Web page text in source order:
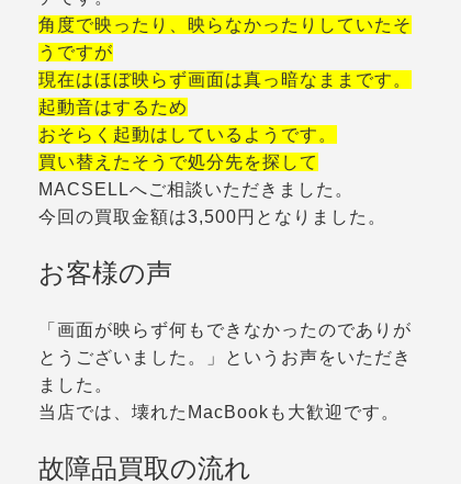
角度で映ったり、映らなかったりしていたそ
うですが
現在はほぼ映らず画面は真っ暗なままです。
起動音はするため
おそらく起動はしているようです。
買い替えたそうで処分先を探して
MACSELLへご相談いただきました。
今回の買取金額は3,500円となりました。
お客様の声
「画面が映らず何もできなかったのでありが
とうございました。」というお声をいただき
ました。
当店では、壊れたMacBookも大歓迎です。
故障品買取の流れ